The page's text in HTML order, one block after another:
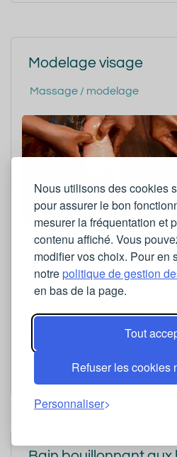
Nous utilisons des cookies
pour assurer le bon
mesurer la fréquentation et
contenu affiché. Vous
modifier vos choix. Pour en
notrepolitique de gestion
en bas de la page.
Tout
Refuser les cookies
Personnaliser
Modelage visage
Massage / modelage
Un modelage visage tout en
d’Argan.
Cette huile est réputée pour
vous aidera à lutter contre le
intensément votre peau.
Tarif et durée
15 minutes